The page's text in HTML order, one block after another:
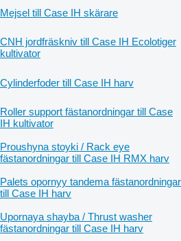
Mejsel till Case IH skärare
CNH jordfräskniv till Case IH Ecolotiger
kultivator
Cylinderfoder till Case IH harv
Roller support fästanordningar till Case
IH kultivator
Proushyna stoyki / Rack eye
fästanordningar till Case IH RMX harv
Palets opornyy tandema fästanordningar
till Case IH harv
Upornaya shayba / Thrust washer
fästanordningar till Case IH harv